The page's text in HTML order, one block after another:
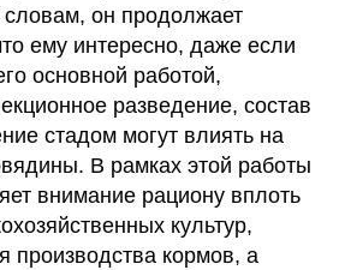
он продолжает
ему интересно, даже если
основной работой,
разведение, состав
стадом могут влиять на
В рамках этой работы
внимание рациону вплоть
культур,
производства кормов, а